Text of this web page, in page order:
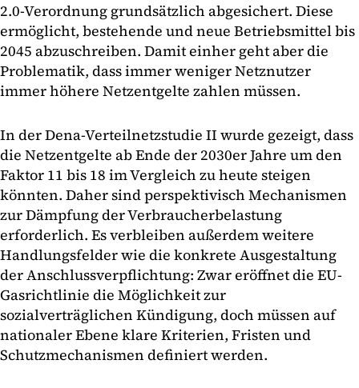
2.0-Verordnung grundsätzlich abgesichert. Diese
ermöglicht, bestehende und neue Betriebsmittel bis
2045 abzuschreiben. Damit einher geht aber die
Problematik, dass immer weniger Netznutzer
immer höhere Netzentgelte zahlen müssen.
In der Dena-Verteilnetzstudie II wurde gezeigt, dass
die Netzentgelte ab Ende der 2030er Jahre um den
Faktor 11 bis 18 im Vergleich zu heute steigen
könnten. Daher sind perspektivisch Mechanismen
zur Dämpfung der Verbraucherbelastung
erforderlich. Es verbleiben außerdem weitere
Handlungsfelder wie die konkrete Ausgestaltung
der Anschlussverpflichtung: Zwar eröffnet die EU-
Gasrichtlinie die Möglichkeit zur
sozialverträglichen Kündigung, doch müssen auf
nationaler Ebene klare Kriterien, Fristen und
Schutzmechanismen definiert werden.